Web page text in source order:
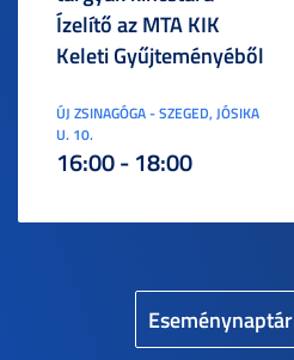
Eseménynaptár
Ízelítő az MTA KIK
Keleti Gyűjteményéből
ÚJ ZSINAGÓGA - SZEGED, JÓSIKA
U. 10.
16:00 - 18:00